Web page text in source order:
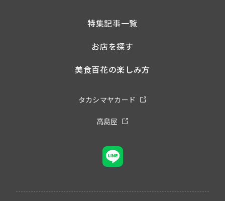
特集記事一覧
お店を探す
美食百花の楽しみ方
タカシマヤカード
高島屋